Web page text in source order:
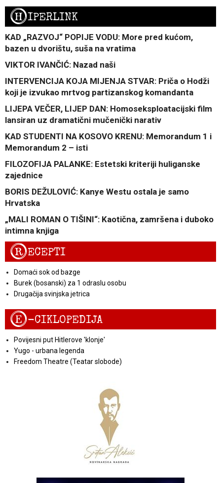
HIPERLINK
KAD „RAZVOJ“ POPIJE VODU: More pred kućom,
bazen u dvorištu, suša na vratima
VIKTOR IVANČIĆ: Nazad naši
INTERVENCIJA KOJA MIJENJA STVAR: Priča o Hodži
koji je izvukao mrtvog partizanskog komandanta
LIJEPA VEČER, LIJEP DAN: Homoseksploatacijski film
lansiran uz dramatični mučenički narativ
KAD STUDENTI NA KOSOVO KRENU: Memorandum 1 i
Memorandum 2 – isti
FILOZOFIJA PALANKE: Estetski kriteriji huliganske
zajednice
BORIS DEŽULOVIĆ: Kanye Westu ostala je samo
Hrvatska
„MALI ROMAN O TIŠINI“: Kaotična, zamršena i duboko
intimna knjiga
RECEPTI
Domaći sok od bazge
Burek (bosanski) za 1 odraslu osobu
Drugačija svinjska jetrica
E-CIKLOPEDIJA
Povijesni put Hitlerove 'klonje'
Yugo - urbana legenda
Freedom Theatre (Teatar slobode)